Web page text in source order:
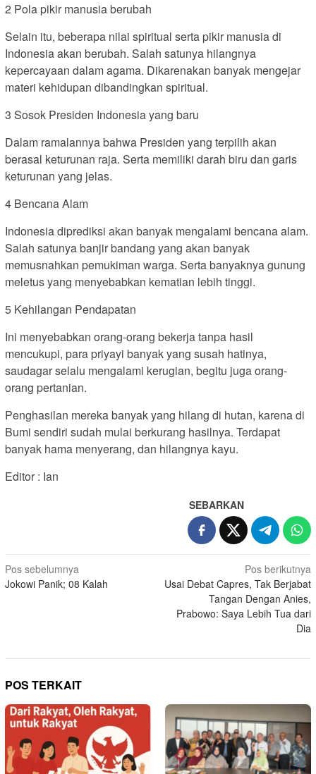
2 Pola pikir manusia berubah
Selain itu, beberapa nilai spiritual serta pikir manusia di
Indonesia akan berubah. Salah satunya hilangnya
kepercayaan dalam agama. Dikarenakan banyak mengejar
materi kehidupan dibandingkan spiritual.
3 Sosok Presiden Indonesia yang baru
Dalam ramalannya bahwa Presiden yang terpilih akan
berasal keturunan raja. Serta memiliki darah biru dan garis
keturunan yang jelas.
4 Bencana Alam
Indonesia diprediksi akan banyak mengalami bencana alam.
Salah satunya banjir bandang yang akan banyak
memusnahkan pemukiman warga. Serta banyaknya gunung
meletus yang menyebabkan kematian lebih tinggi.
5 Kehilangan Pendapatan
Ini menyebabkan orang-orang bekerja tanpa hasil
mencukupi, para priyayi banyak yang susah hatinya,
saudagar selalu mengalami kerugian, begitu juga orang-
orang pertanian.
Penghasilan mereka banyak yang hilang di hutan, karena di
Bumi sendiri sudah mulai berkurang hasilnya. Terdapat
banyak hama menyerang, dan hilangnya kayu.
Editor : Ian
SEBARKAN
Navigasi
pos
Pos sebelumnya
Jokowi Panik; 08 Kalah
Pos berikutnya
Usai Debat Capres, Tak Berjabat
Tangan Dengan Anies,
Prabowo: Saya Lebih Tua dari
Dia
POS TERKAIT